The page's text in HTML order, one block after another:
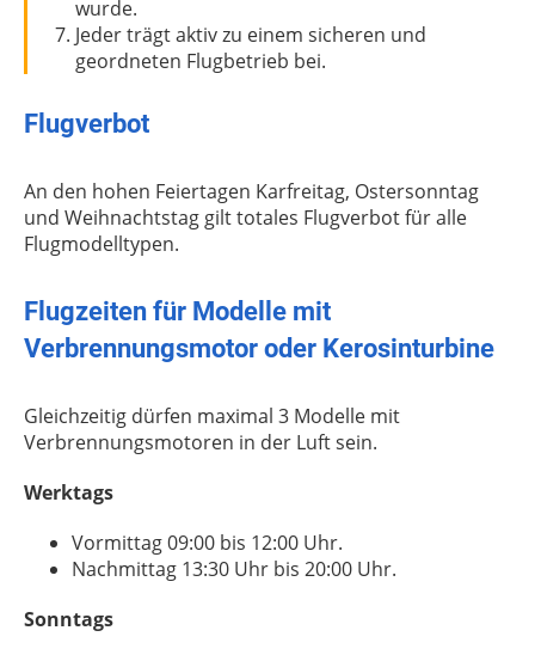
wurde.
Jeder trägt aktiv zu einem sicheren und
geordneten Flugbetrieb bei.
Flugverbot
An den hohen Feiertagen Karfreitag, Ostersonntag
und Weihnachtstag gilt totales Flugverbot für alle
Flugmodelltypen.
Flugzeiten für Modelle mit
Verbrennungsmotor oder Kerosinturbine
Gleichzeitig dürfen maximal 3 Modelle mit
Verbrennungsmotoren in der Luft sein.
Werktags
Vormittag 09:00 bis 12:00 Uhr.
Nachmittag 13:30 Uhr bis 20:00 Uhr.
Sonntags